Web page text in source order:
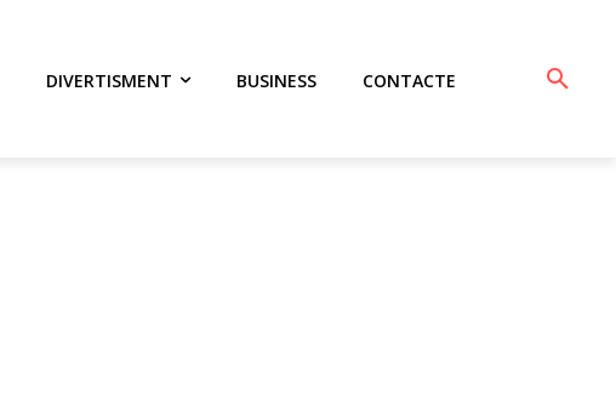
DIVERTISMENT BUSINESS CONTACTE